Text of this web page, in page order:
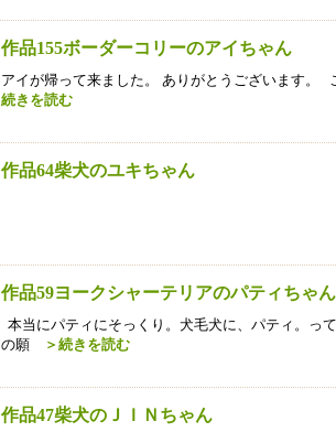
作品155ボーダーコリーのアイちゃん
アイが帰って来ました。 ありがとうございます。
続きを読む
作品64柴犬のユキちゃん
作品59ヨークシャーテリアのパティちゃん
本当にパティにそっくり。犬毛犬に、パティ。っ
の願 ＞続きを読む
作品47柴犬のＪＩＮちゃん